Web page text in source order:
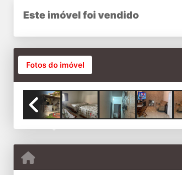
Este imóvel foi vendido
Fotos do imóvel
Previous